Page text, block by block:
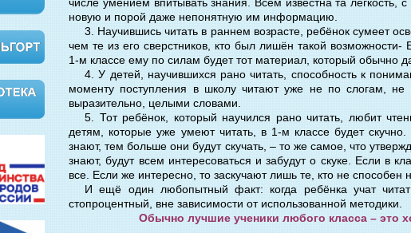
новую и порой даже непонятную им информацию.
3. Научившись читать в раннем возрасте, ребёнок сумеет
чем те из его сверстников, кто был лишён такой возможности-
1-м классе ему по силам будет тот материал, который обычно
4. У детей, научившихся рано читать, способность к
моменту поступления в школу читают уже не по слогам, не
выразительно, целыми словами.
5. Тот ребёнок, который научился рано читать, любит
детям, которые уже умеют читать, в 1-м классе будет
знают, тем больше они будут скучать, – то же самое, что
знают, будут всем интересоваться и забудут о скуке. Если в
все. Если же интересно, то заскучают лишь те, кто не способен
И ещё один любопытный факт: когда ребёнка учат
стопроцентный, вне зависимости от использованной методики.
Обычно лучшие ученики любого класса – это